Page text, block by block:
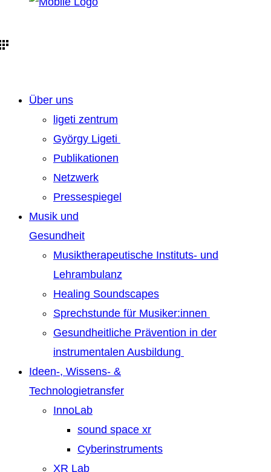
Über uns
ligeti zentrum
György Ligeti
Publikationen
Netzwerk
Pressespiegel
Musik und
Gesundheit
Musiktherapeutische Instituts- und
Lehrambulanz
Healing Soundscapes
Sprechstunde für Musiker:innen
Gesundheitliche Prävention in der
instrumentalen Ausbildung
Ideen-, Wissens- &
Technologietransfer
InnoLab
sound space xr
Cyberinstruments
XR Lab